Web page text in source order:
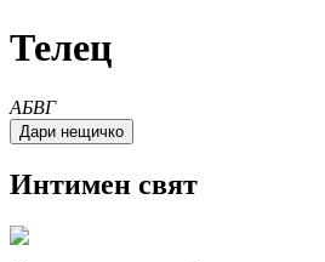
Телец
AБВГ
Интимен свят